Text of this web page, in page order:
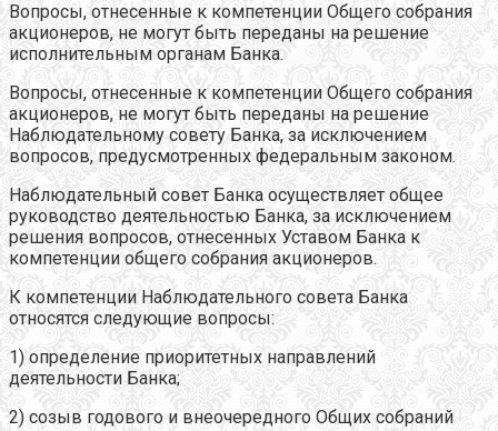
Вопросы, отнесенные к компетенции Общего собрания
акционеров, не могут быть переданы на решение
исполнительным органам Банка.
Вопросы, отнесенные к компетенции Общего собрания
акционеров, не могут быть переданы на решение
Наблюдательному совету Банка, за исключением
вопросов, предусмотренных федеральным законом.
Наблюдательный совет Банка осуществляет общее
руководство деятельностью Банка, за исключением
решения вопросов, отнесенных Уставом Банка к
компетенции общего собрания акционеров.
К компетенции Наблюдательного совета Банка
относятся следующие вопросы:
1) определение приоритетных направлений
деятельности Банка;
2) созыв годового и внеочередного Общих собраний